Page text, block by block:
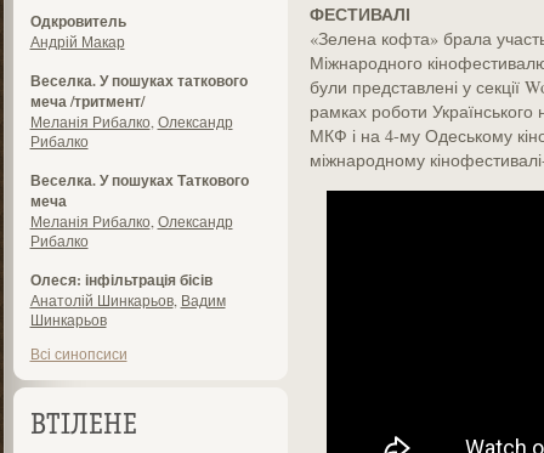
Одкровитель
Андрій Макар
Веселка. У пошуках таткового
меча /тритмент/
Меланія Рибалко Олександр
Рибалко
Веселка. У пошуках Таткового
меча
Меланія Рибалко Олександр
Рибалко
Олеся: інфільтрація бісів
Анатолій Шинкарьов, Вадим
Шинкарьов
Всі синопсиси
ВТІЛЕНЕ
ФЕСТИВАЛІ
«Зелена кофта» брала
Міжнародного
були представлені у секції
рамках роботи
МКФ і на 4-му Одеському
міжнародному